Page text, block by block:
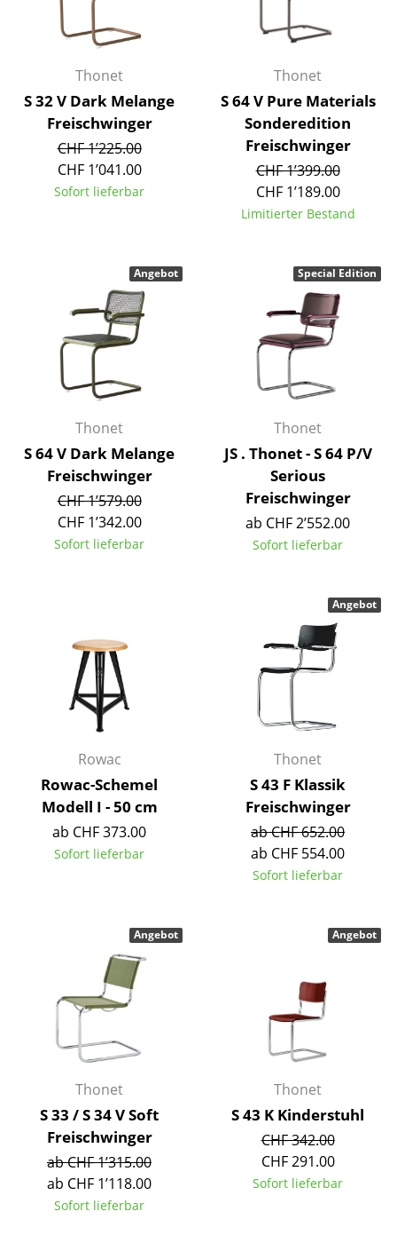
Aufbewahren
Regale & Schränke
Bücherregale
Wandregale
Sideboards & Kommoden
TV Möbel
Garderoben
Kleinaufbewahrung
Einzelteile
... alle Aufbewahrungsmöbel
Licht
Hängeleuchten & Deckenleuchten
Tischleuchten
Schreibtischleuchten
Wandleuchten
Outdoor-Leuchten
Akkuleuchten
... alle Leuchten
Betten
Doppelbetten
Nachttische & Bettzubehör
... alle Betten
Accessoires
Uhren
Spiegel
Figuren & Miniaturen
Vasen
Thonet
S 32 V Dark Melange
Freischwinger
CHF 1’225.00
CHF 1’041.00
Sofort lieferbar
Thonet
S 64 V Pure Materials
Sonderedition
Freischwinger
CHF 1’399.00
CHF 1’189.00
Limitierter Bestand
Thonet
S 64 V Dark Melange
Freischwinger
CHF 1’579.00
CHF 1’342.00
Sofort lieferbar
Angebot
Thonet
JS . Thonet - S 64 P/V
Serious
Freischwinger
ab CHF 2’552.00
Sofort lieferbar
Special Edition
Rowac
Rowac-Schemel
Modell I - 50 cm
ab CHF 373.00
Sofort lieferbar
Thonet
S 43 F Klassik
Freischwinger
ab CHF 652.00
ab CHF 554.00
Sofort lieferbar
Angebot
Thonet
S 33 / S 34 V Soft
Freischwinger
ab CHF 1’315.00
ab CHF 1’118.00
Sofort lieferbar
Angebot
Thonet
S 43 K Kinderstuhl
CHF 342.00
CHF 291.00
Sofort lieferbar
Angebot